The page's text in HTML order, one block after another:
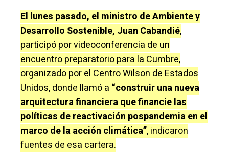
El lunes pasado, el ministro de Ambiente y
Desarrollo Sostenible, Juan Cabandié,
participó por videoconferencia de un
encuentro preparatorio para la Cumbre,
organizado por el Centro Wilson de Estados
Unidos, donde llamó a “construir una nueva
arquitectura financiera que financie las
políticas de reactivación pospandemia en el
marco de la acción climática”, indicaron
fuentes de esa cartera.